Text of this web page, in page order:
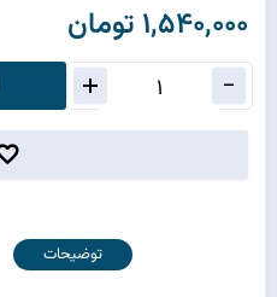
1,540,000 تومان
توضیحات